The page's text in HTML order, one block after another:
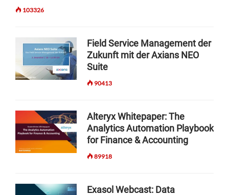
103326
Field Service Management der
Zukunft mit der Axians NEO
Suite
90413
Alteryx Whitepaper: The
Analytics Automation Playbook
for Finance & Accounting
89918
Exasol Webcast: Data